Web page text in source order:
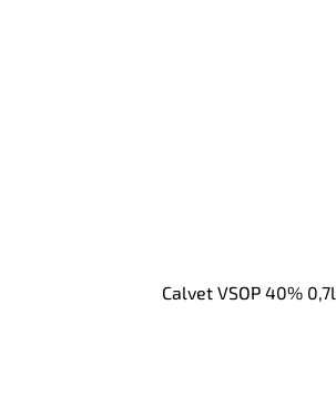
Calvet VSOP 40% 0,7l